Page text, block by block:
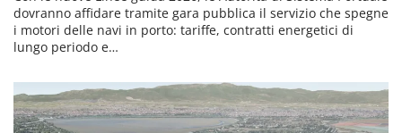
dovranno affidare tramite gara pubblica il servizio che spegne
i motori delle navi in porto: tariffe, contratti energetici di
lungo periodo e…